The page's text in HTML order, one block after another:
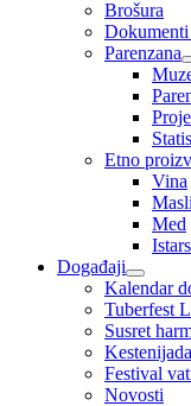
Brošura
Parenzana
Etno
Vina
Med
Događaji
Kalendar
Tuberfest
Susret
Kestenijada
Festival
Novosti